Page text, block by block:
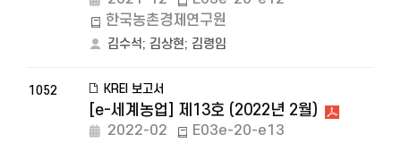
한국농촌경제연구원
김수석; 김상현; 김령임
1052 KREI 보고서
[e-세계농업] 제13호 (2022년 2월)
2022-02
E03e-20-e13